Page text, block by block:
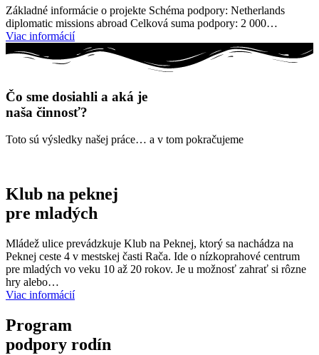
Základné informácie o projekte Schéma podpory: Netherlands
diplomatic missions abroad Celková suma podpory: 2 000…
Viac informácií
Čo sme dosiahli a aká je
naša činnosť?
Toto sú výsledky našej práce… a v tom pokračujeme
Klub na peknej
pre mladých
Mládež ulice prevádzkuje Klub na Peknej, ktorý sa nachádza na
Peknej ceste 4 v mestskej časti Rača. Ide o nízkoprahové centrum
pre mladých vo veku 10 až 20 rokov. Je u možnosť zahrať si rôzne
hry alebo…
Viac informácií
Program
podpory rodín